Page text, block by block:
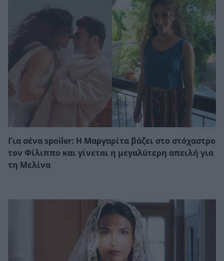
Για σένα spoiler: Η Μαργαρίτα βάζει στο στόχαστρο
τον Φίλιππο και γίνεται η μεγαλύτερη απειλή για
τη Μελίνα